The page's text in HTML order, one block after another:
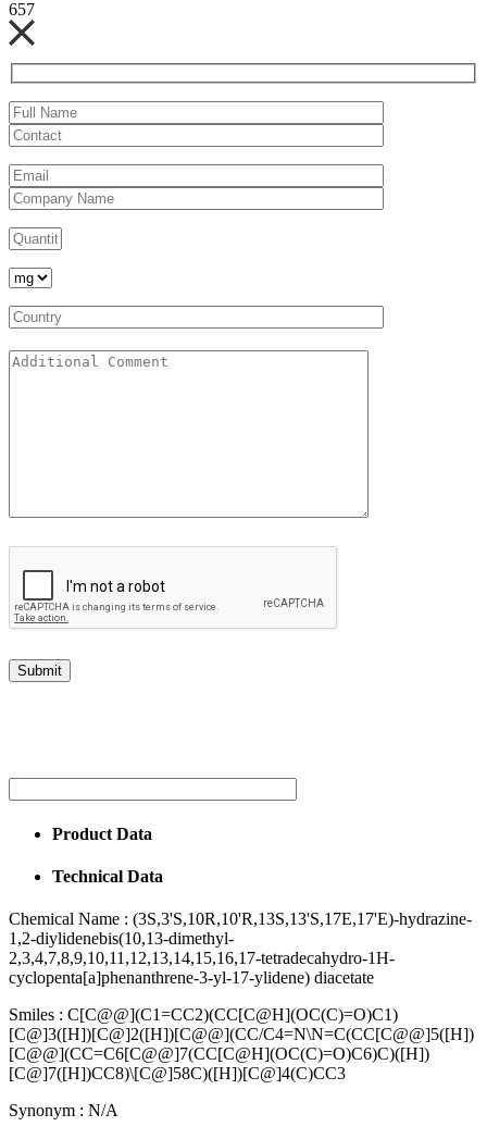
657
Product Data
Technical Data
Chemical Name : (3S,3'S,10R,10'R,13S,13'S,17E,17'E)-hydrazine-
1,2-diylidenebis(10,13-dimethyl-
2,3,4,7,8,9,10,11,12,13,14,15,16,17-tetradecahydro-1H-
cyclopenta[a]phenanthrene-3-yl-17-ylidene) diacetate
Smiles : C[C@@](C1=CC2)(CC[C@H](OC(C)=O)C1)
[C@]3([H])[C@]2([H])[C@@](CC/C4=N\N=C(CC[C@@]5([H])
[C@@](CC=C6[C@@]7(CC[C@H](OC(C)=O)C6)C)([H])
[C@]7([H])CC8)\[C@]58C)([H])[C@]4(C)CC3
Synonym : N/A